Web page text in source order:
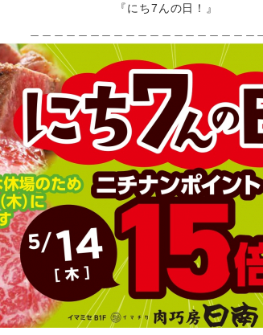
『にち7んの日！』
＿＿＿＿＿＿＿＿＿＿＿＿＿＿＿＿＿＿